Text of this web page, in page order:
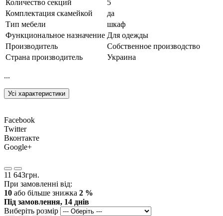
Количество секций
5
Комплектация скамейкой
да
Тип мебели
шкаф
Функциональное назначение Для одежды
Производитель
Собственное производство
Страна производитель
Украина
...
Усі характеристики
Facebook
Twitter
Вконтакте
Google+
11 643грн.
При замовленні від:
10 або більше знижка 2 %
Під замовлення, 14 днів
Виберіть розмір